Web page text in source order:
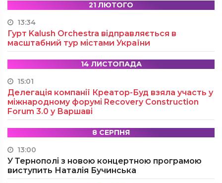
21 ЛЮТОГО
13:34
Гурт Kalush Orchestra відправляється в
масштабний тур містами України
14 ЛИСТОПАДА
15:01
Делегація компанії Креатор-Буд взяла участь у
міжнародному форумі Recovery Construction
Forum 3.0 у Варшаві
8 СЕРПНЯ
13:00
У Тернополі з новою концертною програмою
виступить Наталія Бучинська